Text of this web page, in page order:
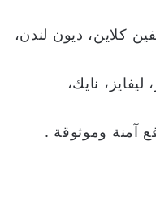
كلاين، ديون لندن،
نايك،
آمنة وموثوقة .